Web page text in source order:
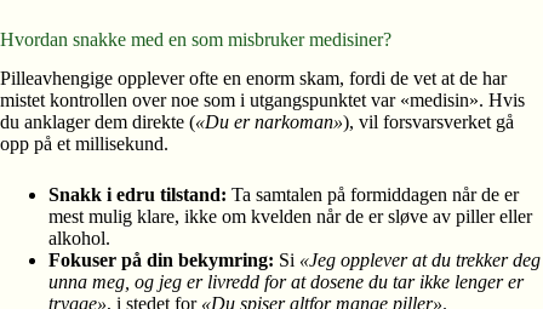
Hvordan snakke med en som misbruker medisiner?
Pilleavhengige opplever ofte en enorm skam, fordi de vet at de har
mistet kontrollen over noe som i utgangspunktet var «medisin». Hvis
du anklager dem direkte («Du er narkoman»), vil forsvarsverket gå
opp på et millisekund.
Snakk i edru tilstand: Ta samtalen på formiddagen når de er
mest mulig klare, ikke om kvelden når de er sløve av piller eller
alkohol.
Fokuser på din bekymring: Si «Jeg opplever at du trekker deg
unna meg, og jeg er livredd for at dosene du tar ikke lenger er
trygge», i stedet for «Du spiser altfor mange piller».